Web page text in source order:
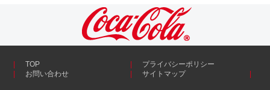
TOP
プライバシーポリシー
お問い合わせ
サイトマップ